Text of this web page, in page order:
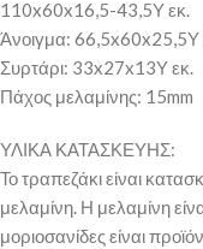
110x60x16,5-43,5Υ εκ.
Άνοιγμα: 66,5x60x25,5Υ
Συρτάρι: 33x27x13Υ εκ.
Πάχος μελαμίνης: 15mm
ΥΛΙΚΑ ΚΑΤΑΣΚΕΥΗΣ:
Το τραπεζάκι είναι
μελαμίνη. Η μελαμίνη
μοριοσανίδες είναι